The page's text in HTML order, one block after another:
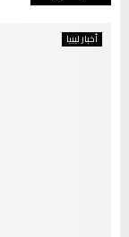
أخبار ليبيا